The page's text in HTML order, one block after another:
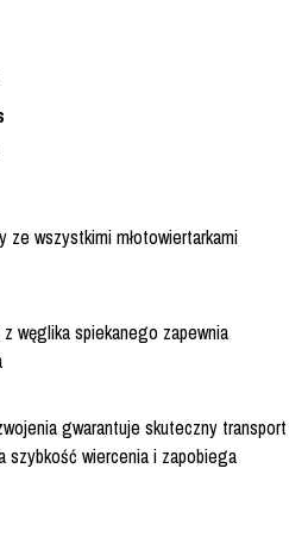
ze wszystkimi młotowiertarkami
z węglika spiekanego zapewnia
gwarantuje skuteczny transport
szybkość wiercenia i zapobiega